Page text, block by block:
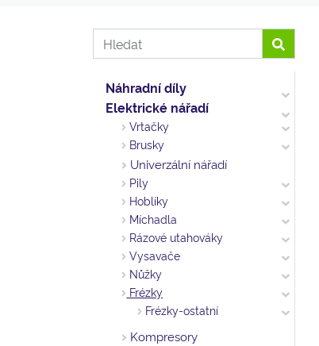
Náhradní díly
Elektrické nářadí
Vrtačky
Brusky
Univerzální nářadí
Pily
Hoblíky
Míchadla
Rázové utahováky
Vysavače
Nůžky
Frézky
Frézky-ostatní
Kompresory